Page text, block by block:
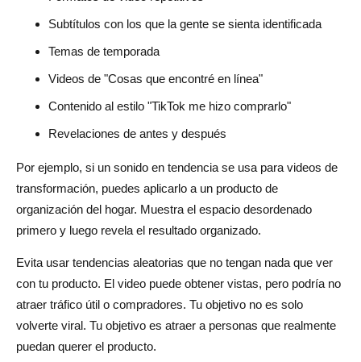
Subtítulos con los que la gente se sienta identificada
Temas de temporada
Videos de "Cosas que encontré en línea"
Contenido al estilo "TikTok me hizo comprarlo"
Revelaciones de antes y después
Por ejemplo, si un sonido en tendencia se usa para videos de
transformación, puedes aplicarlo a un producto de
organización del hogar. Muestra el espacio desordenado
primero y luego revela el resultado organizado.
Evita usar tendencias aleatorias que no tengan nada que ver
con tu producto. El video puede obtener vistas, pero podría no
atraer tráfico útil o compradores. Tu objetivo no es solo
volverte viral. Tu objetivo es atraer a personas que realmente
puedan querer el producto.